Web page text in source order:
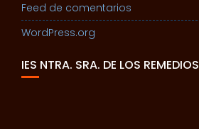
Feed de comentarios
WordPress.org
IES NTRA. SRA. DE LOS REMEDIOS